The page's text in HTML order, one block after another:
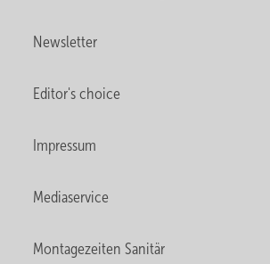
Newsletter
Editor's choice
Impressum
Mediaservice
Montagezeiten Sanitär